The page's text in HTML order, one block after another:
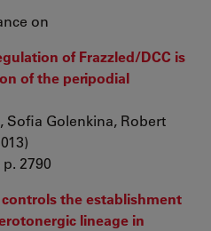
on
of Frazzled/DCC is
of the peripodial
Sofia Golenkina, Robert
2790
the establishment
lineage in